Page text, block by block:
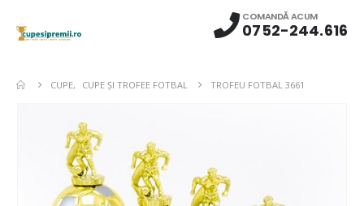
COMANDĂ ACUM
0752-244.616
CUPE, CUPE ŞI TROFEE FOTBAL TROFEU FOTBAL 3661